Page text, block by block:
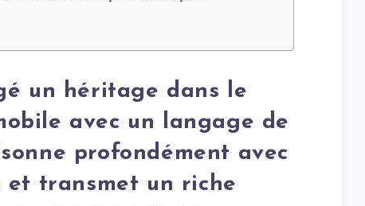
un héritage dans le
avec un langage de
profondément avec
et transmet un riche